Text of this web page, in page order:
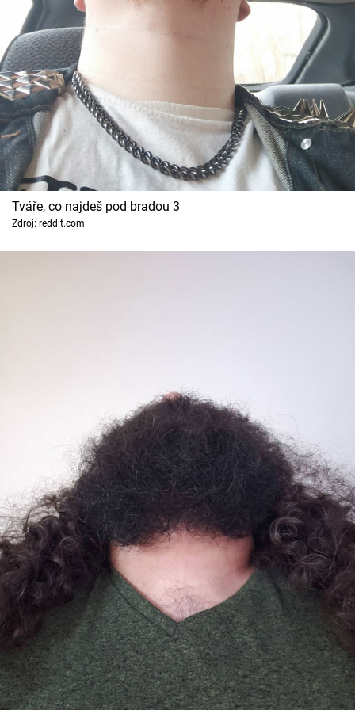
Tváře, co najdeš pod bradou 3
Zdroj: reddit.com